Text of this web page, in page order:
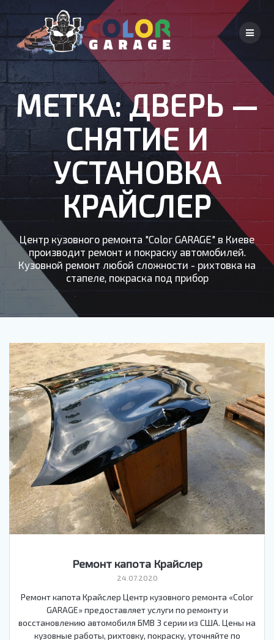
to
content
МЕТКА:ДВЕРЬ —
СНЯТИЕ И
УСТАНОВКА
КРАЙСЛЕР
Центр кузовного ремонта "Color GARAGE" в Киеве
производит ремонт и покраску автомобилей.
Кузовной ремонт любой сложности - рихтовка на
стапеле, покраска под прибор
Ремонт капота Крайслер
24.07.2020
Ремонт капота Крайслер Центр кузовного ремонта «Color
GARAGE» предоставляет услуги по ремонту и
восстановлению автомобиля БМВ 3 серии из США. Цены на
кузовные работы, рихтовку, покраску, уточняйте по